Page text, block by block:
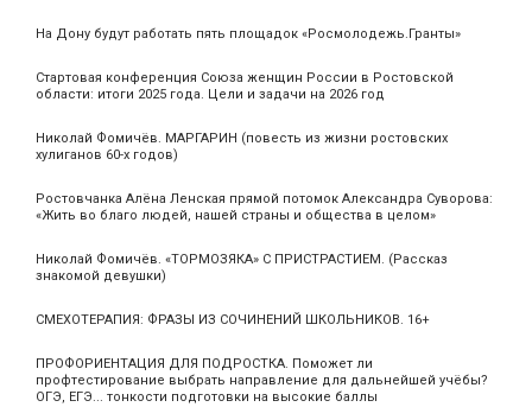
На Дону будут работать пять площадок «Росмолодежь.Гранты»
Стартовая конференция Союза женщин России в Ростовской
области: итоги 2025 года. Цели и задачи на 2026 год
Николай Фомичёв. МАРГАРИН (повесть из жизни ростовских
хулиганов 60-х годов)
Ростовчанка Алёна Ленская прямой потомок Александра Суворова:
«Жить во благо людей, нашей страны и общества в целом»
Николай Фомичёв. «ТОРМОЗЯКА» С ПРИСТРАСТИЕМ. (Рассказ
знакомой девушки)
СМЕХОТЕРАПИЯ: ФРАЗЫ ИЗ СОЧИНЕНИЙ ШКОЛЬНИКОВ. 16+
ПРОФОРИЕНТАЦИЯ ДЛЯ ПОДРОСТКА. Поможет ли
профтестирование выбрать направление для дальнейшей учёбы?
ОГЭ, ЕГЭ... тонкости подготовки на высокие баллы